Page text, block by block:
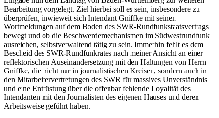
Bearbeitung vorgelegt. Ziel hierbei soll es sein, insbesondere zu
überprüfen, inwieweit sich Intendant Gniffke mit seinen
Wortmeldungen auf dem Boden des SWR-Rundfunkstaatsvertrags
bewegt und ob die Beschwerdemechanismen im Südwestrundfunk
ausreichen, selbstverwaltend tätig zu sein. Immerhin fehlt es dem
Bescheid des SWR-Rundfunkrates nach meiner Ansicht an einer
reflektorischen Auseinandersetzung mit den Haltungen von Herrn
Gniffke, die nicht nur in journalistischen Kreisen, sondern auch in
den Mitarbeitervertretungen des SWR für massives Unverständnis
und eine Entrüstung über die offenbar fehlende Loyalität des
Intendanten mit den Journalisten des eigenen Hauses und deren
Arbeitsweise geführt haben.